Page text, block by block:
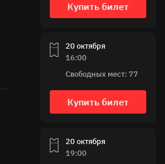
Купить билет
20 октября
16:00
Свободных мест: 77
Купить билет
20 октября
19:00